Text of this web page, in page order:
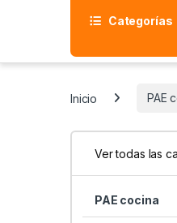
Categorías
Inicio PAE
Ver todas las
PAE cocina